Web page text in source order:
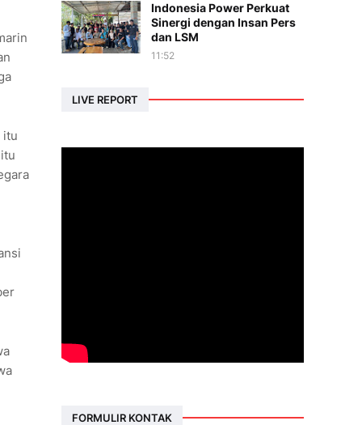
itu
Indonesia Power Perkuat
Sinergi dengan Insan Pers
dan LSM
11:52
LIVE REPORT
FORMULIR KONTAK